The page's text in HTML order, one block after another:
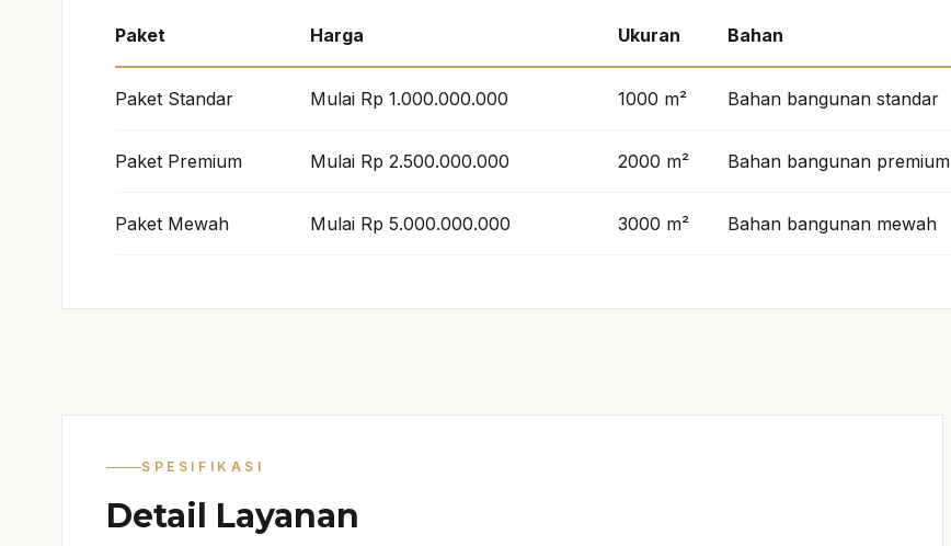
Paket Harga Ukuran Bahan
Paket Standar Mulai Rp 1.000.000.000 1000 m² Bahan bangunan standar
Paket Premium Mulai Rp 2.500.000.000 2000 m² Bahan bangunan premium
Paket Mewah Mulai Rp 5.000.000.000 3000 m² Bahan bangunan mewah
SPESIFIKASI
Detail Layanan